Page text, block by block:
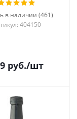
в наличии (461)
404150
руб./шт